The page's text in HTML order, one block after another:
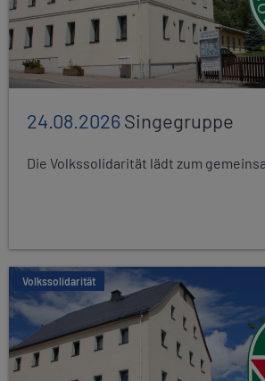
24.08.2026Singegruppe
Die Volkssolidarität lädt zum
Volkssolidarität